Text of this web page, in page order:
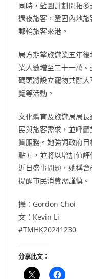
同時，藍圖計劃開拓
過夜旅客，鞏固內地
郵輪旅客來港。
局方期望旅遊業五年
業人數增至二十一萬
碼頭將設立寵物共融
覽等活動。
文化體育及旅遊局局
民與旅客需求，並呼
質服務。她強調政府
點五，並將以增加值
近日盛事問題，她稱
提醒市民消費需謹慎。
攝：Gordon Choi
文：Kevin Li
#TMHK20241230
分享此文：